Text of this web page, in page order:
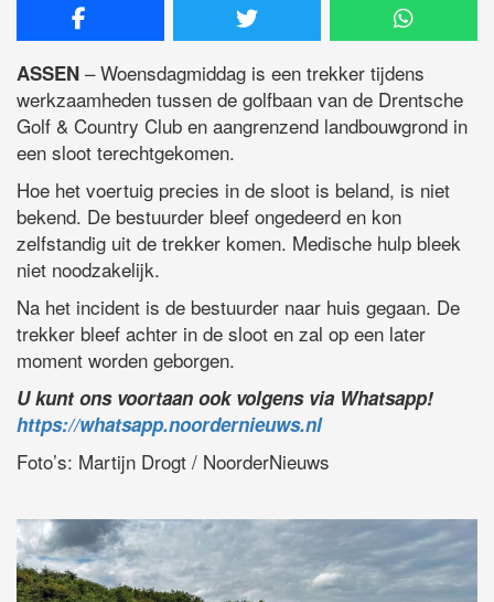
ASSEN – Woensdagmiddag is een trekker tijdens
werkzaamheden tussen de golfbaan van de Drentsche
Golf & Country Club en aangrenzend landbouwgrond in
een sloot terechtgekomen.
Hoe het voertuig precies in de sloot is beland, is niet
bekend. De bestuurder bleef ongedeerd en kon
zelfstandig uit de trekker komen. Medische hulp bleek
niet noodzakelijk.
Na het incident is de bestuurder naar huis gegaan. De
trekker bleef achter in de sloot en zal op een later
moment worden geborgen.
U kunt ons voortaan ook volgens via Whatsapp!
https://whatsapp.noordernieuws.nl
Foto’s: Martijn Drogt / NoorderNieuws